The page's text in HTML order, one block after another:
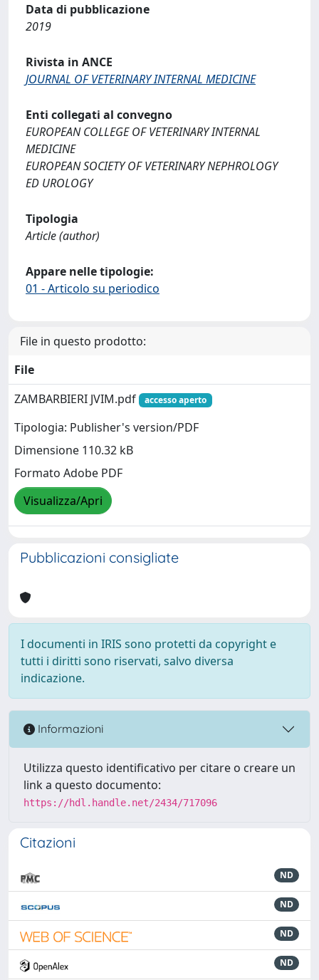
Data di pubblicazione
2019
Rivista in ANCE
JOURNAL OF VETERINARY INTERNAL MEDICINE
Enti collegati al convegno
EUROPEAN COLLEGE OF VETERINARY INTERNAL
MEDICINE
EUROPEAN SOCIETY OF VETERINARY NEPHROLOGY
ED UROLOGY
Tipologia
Article (author)
Appare nelle tipologie:
01 - Articolo su periodico
File in questo prodotto:
File
ZAMBARBIERI JVIM.pdf
accesso aperto
Tipologia: Publisher's version/PDF
Dimensione 110.32 kB
Formato Adobe PDF
Visualizza/Apri
Pubblicazioni consigliate
I documenti in IRIS sono protetti da copyright e
tutti i diritti sono riservati, salvo diversa
indicazione.
Informazioni
Utilizza questo identificativo per citare o creare un
link a questo documento:
https://hdl.handle.net/2434/717096
Citazioni
ND
ND
ND
ND